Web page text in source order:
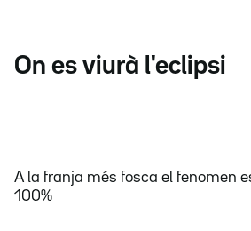
On es viurà l'eclipsi
A la franja més fosca el fenomen
100%